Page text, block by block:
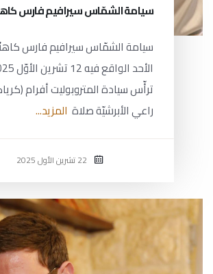
سيامة الشمّاس سيرافيم فارس
سيامة الشمّاس سيرافيم فارس
ترأّس سيادة المتروبوليت أفرام
راعي الأبرشيّة صلاة المزيد...